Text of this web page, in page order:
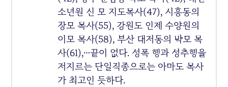
소년원 신 모 지도목사(47), 시흥동의
장모 목사(55), 강원도 인제 수양원의
이모 목사(58), 부산 대저동의 박모 목
사(61),…끝이 없다. 성폭 행과 성추행을
저지르는 단일직종으로는 아마도 목사
가 최고인 듯하다.